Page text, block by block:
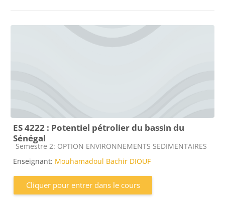
ES 4222 : Potentiel pétrolier du bassin du
Sénégal
Catégorie de cours
Semestre 2: OPTION ENVIRONNEMENTS SEDIMENTAIRES
Enseignant: Mouhamadoul Bachir DIOUF
Cliquer pour entrer dans le cours